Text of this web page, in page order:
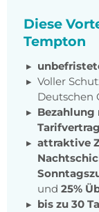
Diese
Tempton
Voller
Deutschen
Bezahlung
Tarifvertrag
attraktive
und 25%
bis zu 30